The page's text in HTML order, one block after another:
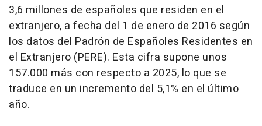
3,6 millones de españoles que residen en el
extranjero, a fecha del 1 de enero de 2016 según
los datos del Padrón de Españoles Residentes en
el Extranjero (PERE). Esta cifra supone unos
157.000 más con respecto a 2025, lo que se
traduce en un incremento del 5,1% en el último
año.